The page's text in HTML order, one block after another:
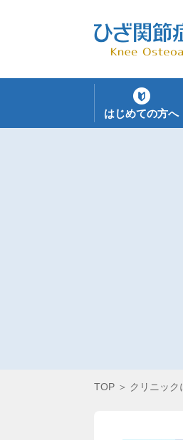
はじめての方へ
TOP クリニック